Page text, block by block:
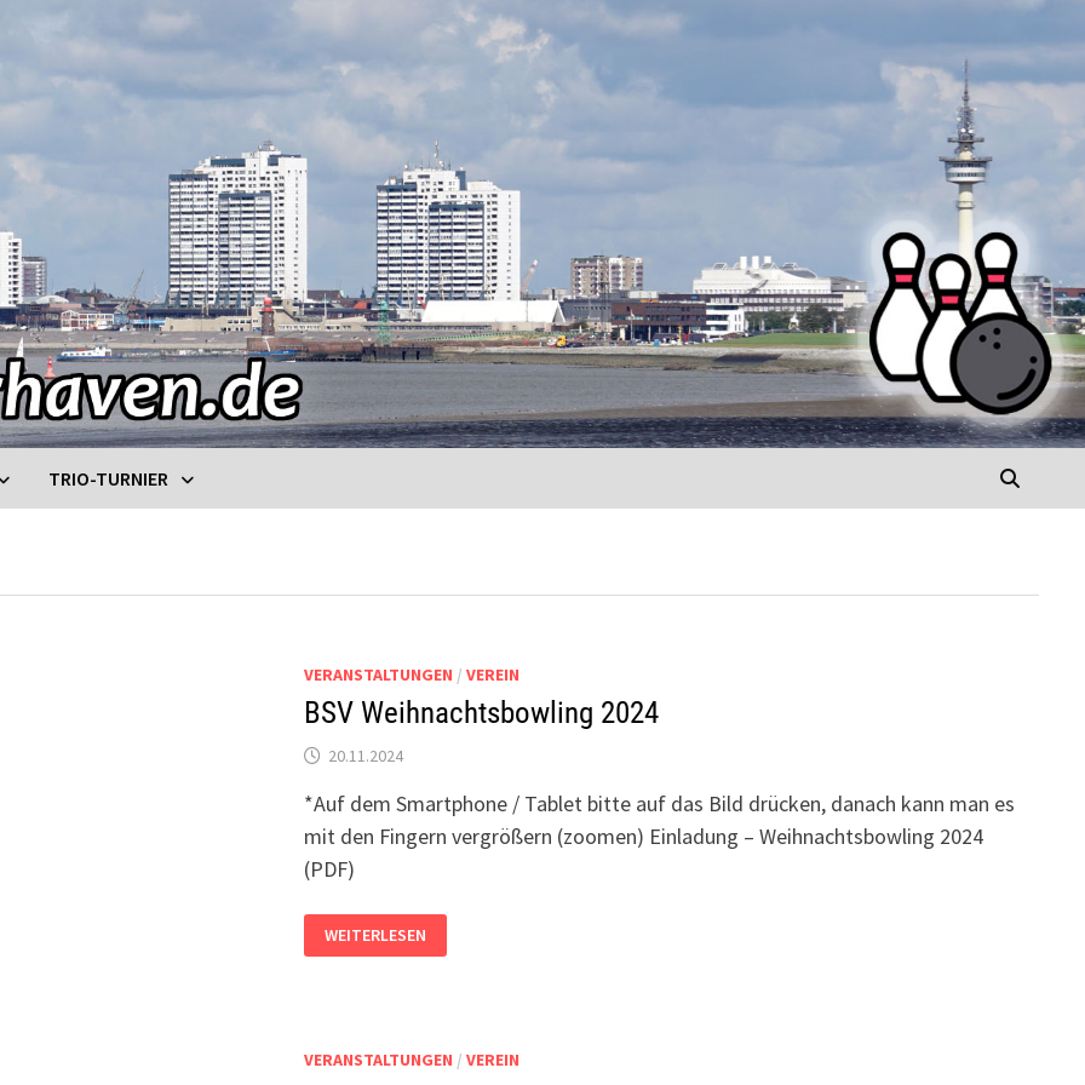
TRIO-TURNIER
VERANSTALTUNGEN /VEREIN
BSV Weihnachtsbowling 2024
20.11.2024
*Auf dem Smartphone / Tablet bitte auf das Bild drücken, danach kann man es
mit den Fingern vergrößern (zoomen) Einladung – Weihnachtsbowling 2024
(PDF)
WEIHNACHTSBOWLING
2024
WEITERLESEN
VERANSTALTUNGEN /VEREIN